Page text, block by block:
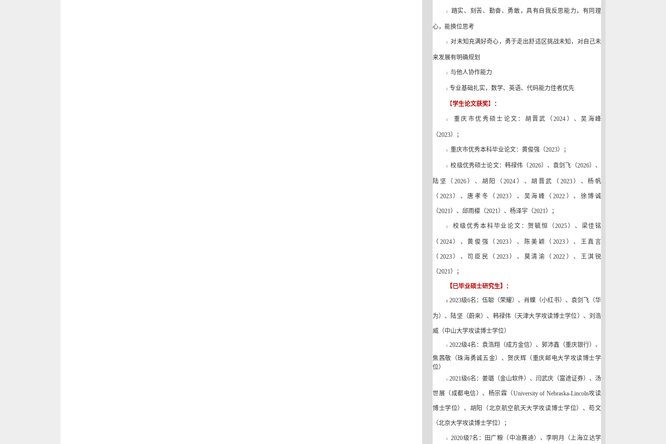
l 踏实、刻苦、勤奋、勇敢，具有自我反思能力，有同理
心，能换位思考
l 对未知充满好奇心，勇于走出舒适区挑战未知，对自己未
来发展有明确规划
l 与他人协作能力
l 专业基础扎实， 数学、英语、代码能力佳者优先
【学生论文获奖】 ：
l 重庆市优秀硕士论文： 胡晋武（2024）、吴海峰
（2023）；
l 重庆市优秀本科毕业论文： 黄俊强（2023）；
l 校级优秀硕士论文：韩禄伟（2026）、袁剑飞（2026）、
陆坚（2026）、 胡阳 （2024） 、胡晋武 （2023） 、杨帆
（2023） 、唐孝冬 （2023）、 吴海峰（2022）、 徐博诚
（2021） 、邱雨檬 （2021） 、杨泽宇 （2021） ；
l 校级优秀本科毕业论文：贺毓恒（2025）、梁佳铭
（ 2024）、黄俊强（ 2023）、陈美颖（2023 ）、王真言
（ 2023）、司臣民（ 2023）、莫清渝（2022 ）、王淇锐
（2021）；
【已毕业硕士研究生】：
l 2023级6名： 伍聪（荣耀）、肖蝶（小红书）、袁剑飞（华
为）、陆坚（蔚来）、 韩禄伟（天津大学攻读博士学位）、刘浩
威（中山大学攻读博士学位）
l 2022级4名： 袁浩翔（成方金信）、郭沛鑫（重庆银行）、
焦茜敬（珠海勇诚五金）、贺庆辉（重庆邮电大学攻读博士学
位）
l 2021级6名：姜璐（金山软件）、闫武庆（富途证券）、汤
世展（成都电信）、杨宗霖（University of Nebraska-Lincoln攻读
博士学位）、胡阳（北京航空航天大学攻读博士学位）、苟文
（北京大学攻读博士学位）；
l 2020级7名：田广粮（中冶赛迪）、李明月（上海立达学